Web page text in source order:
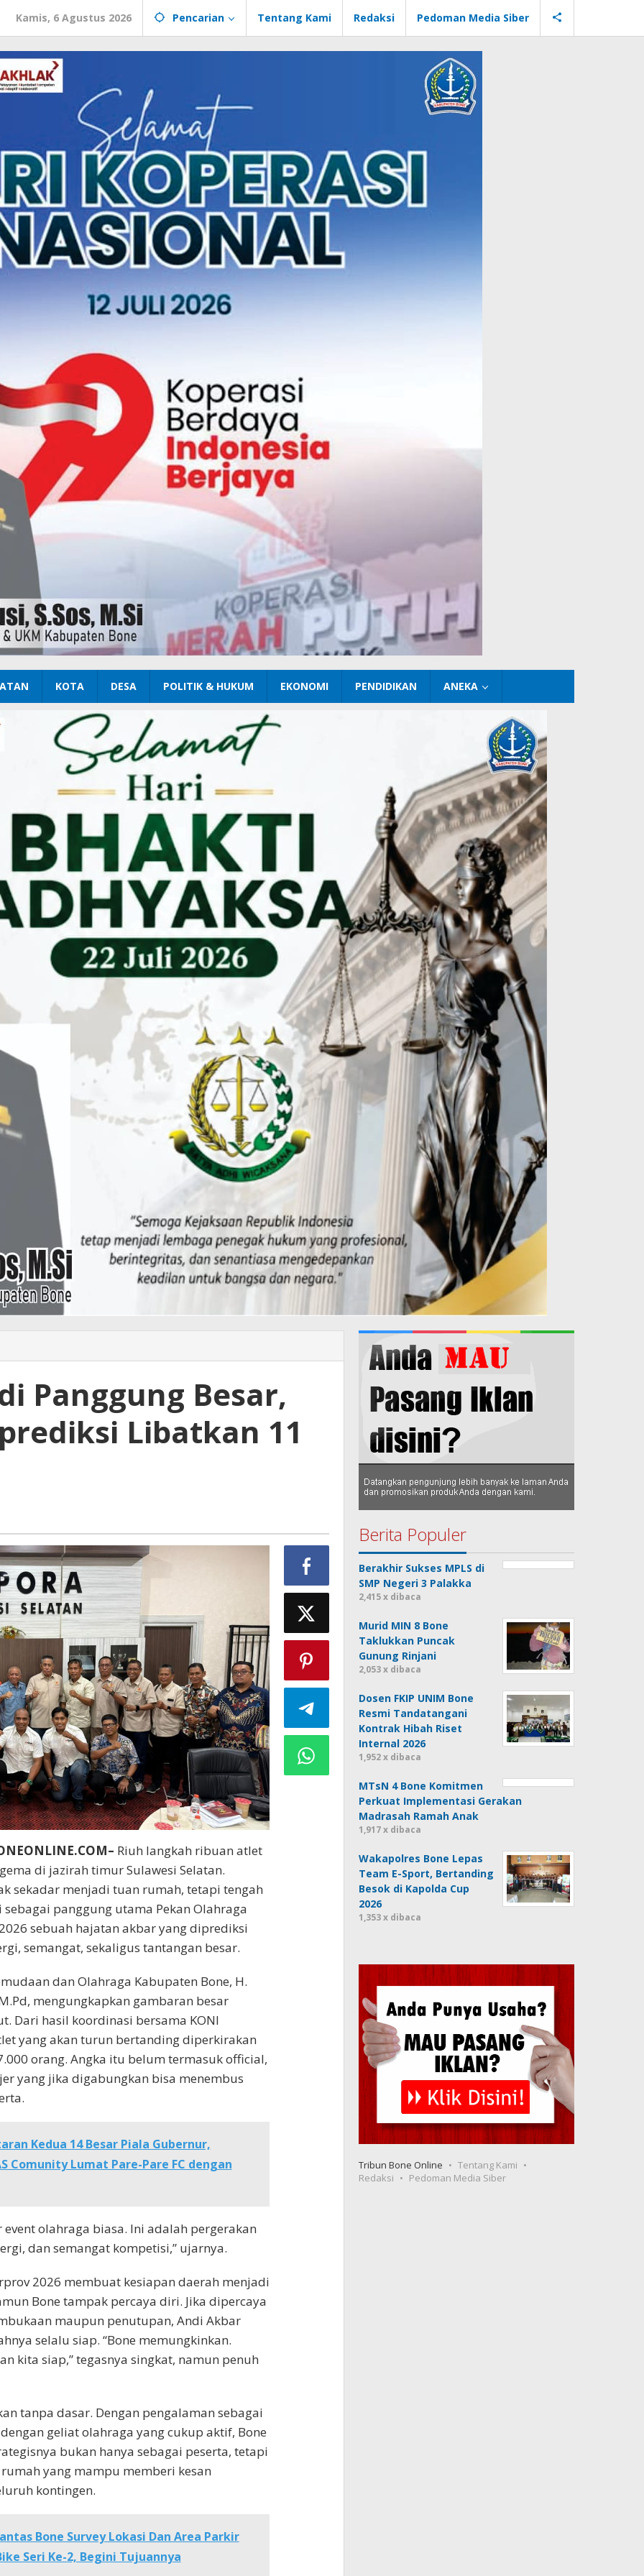
Kamis, 6 Agustus 2026 Pencarian Tentang Kami Redaksi Pedoman Media Siber
KOTA DESA POLITIK & HUKUM EKONOMI PENDIDIKAN ANEKA
Panggung Besar,
Libatkan 11
Riuh langkah ribuan atlet
di jazirah timur Sulawesi Selatan.
sekadar menjadi tuan rumah, tetapi tengah
panggung utama Pekan Olahraga
sebuah hajatan akbar yang diprediksi
semangat, sekaligus tantangan besar.
dan Olahraga Kabupaten Bone, H.
mengungkapkan gambaran besar
Dari hasil koordinasi bersama KONI
yang akan turun bertanding diperkirakan
orang. Angka itu belum termasuk official,
yang jika digabungkan bisa menembus
Kedua 14 Besar Piala Gubernur,
Comunity Lumat Pare-Pare FC dengan
event olahraga biasa. Ini adalah pergerakan
dan semangat kompetisi,” ujarnya.
2026 membuat kesiapan daerah menjadi
Bone tampak percaya diri. Jika dipercaya
maupun penutupan, Andi Akbar
selalu siap. “Bone memungkinkan.
kita siap,” tegasnya singkat, namun penuh
tanpa dasar. Dengan pengalaman sebagai
geliat olahraga yang cukup aktif, Bone
bukan hanya sebagai peserta, tetapi
yang mampu memberi kesan
kontingen.
Bone Survey Lokasi Dan Area Parkir
Seri Ke-2, Begini Tujuannya
Berita Populer
Berakhir Sukses MPLS di
SMP Negeri 3 Palakka
2,415 x dibaca
Murid MIN 8 Bone
Taklukkan Puncak
Gunung Rinjani
2,053 x dibaca
Dosen FKIP UNIM Bone
Resmi Tandatangani
Kontrak Hibah Riset
Internal 2026
1,952 x dibaca
MTsN 4 Bone Komitmen
Perkuat Implementasi Gerakan
Madrasah Ramah Anak
1,917 x dibaca
Wakapolres Bone Lepas
Team E-Sport, Bertanding
Besok di Kapolda Cup
2026
1,353 x dibaca
Tribun Bone Online
Tentang Kami
Redaksi
Pedoman Media Siber